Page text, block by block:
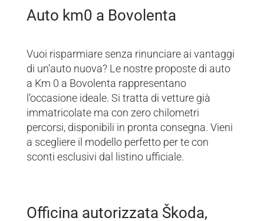
Auto km0 a Bovolenta
Vuoi risparmiare senza rinunciare ai vantaggi
di un’auto nuova? Le nostre proposte di auto
a Km 0 a Bovolenta rappresentano
l’occasione ideale. Si tratta di vetture già
immatricolate ma con zero chilometri
percorsi, disponibili in pronta consegna. Vieni
a scegliere il modello perfetto per te con
sconti esclusivi dal listino ufficiale.
Officina autorizzata Škoda,